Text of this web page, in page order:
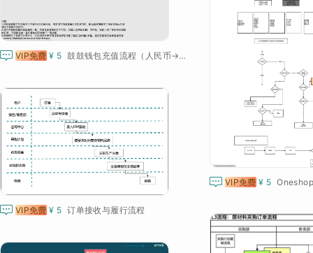
 VIP免费 ¥ 5 鼓鼓钱包充值流程（人民币→bitcny)
 VIP免费 ¥ 5
 VIP免费 ¥ 5 订单接收与履行流程